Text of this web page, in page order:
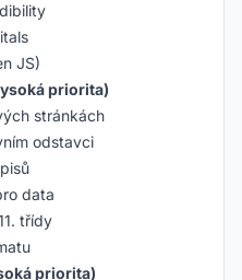
JS)
priorita)
stránkách
odstavci
data
třídy
priorita)